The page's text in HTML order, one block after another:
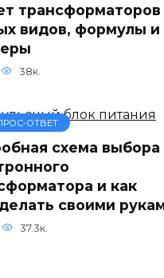
трансформаторов
видов, формулы и
38к.
ОТВЕТ
схема выбора
и как
своими
37.3к.